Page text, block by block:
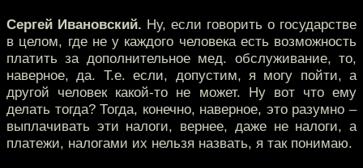
Сергей Ивановский. Ну, если говорить о государстве
в целом, где не у каждого человека есть возможность
платить за дополнительное мед. обслуживание, то,
наверное, да. Т.е. если, допустим, я могу пойти, а
другой человек какой-то не может. Ну вот что ему
делать тогда? Тогда, конечно, наверное, это разумно –
выплачивать эти налоги, вернее, даже не налоги, а
платежи, налогами их нельзя назвать, я так понимаю.